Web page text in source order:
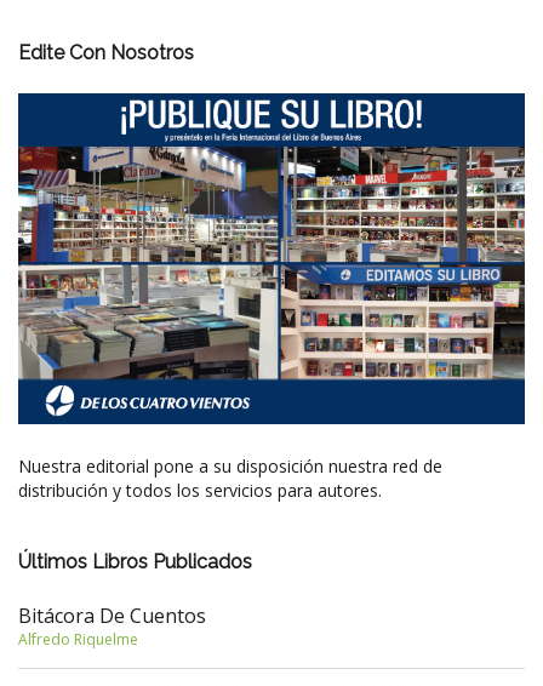
Edite Con Nosotros
Nuestra editorial pone a su disposición nuestra red de
distribución y todos los servicios para autores.
Últimos Libros Publicados
Bitácora De Cuentos
Alfredo Riquelme